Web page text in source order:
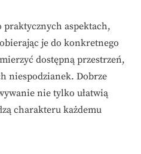
aspektach,
je do konkretnego
dostępną przestrzeń,
niespodzianek. Dobrze
nie tylko ułatwią
charakteru każdemu